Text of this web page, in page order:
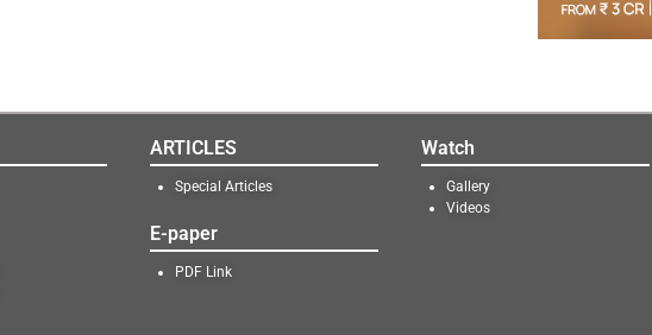
ARTICLES
Special Articles
E-paper
PDF Link
Watch
Gallery
Videos